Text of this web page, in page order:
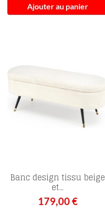
Ajouter au panier
Banc design tissu beige
et...
179,00 €